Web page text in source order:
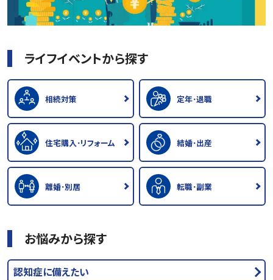
ライフイベントから探す
相続対策 定年･退職
住宅購入･リフォーム 結婚･出産
離婚･別居 転職･副業
お悩みから探す
認知症に備えたい